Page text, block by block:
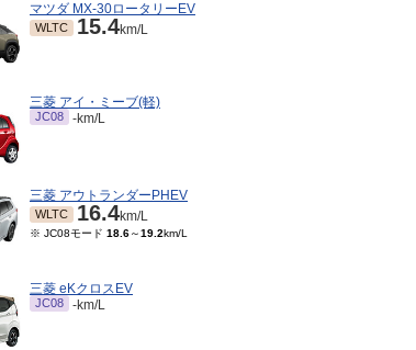
マツダ MX-30ロータリーEV
WLTC 15.4km/L
三菱 アイ・ミーブ(軽)
JC08 -km/L
三菱 アウトランダーPHEV
WLTC 16.4km/L
※ JC08モード 18.6～19.2km/L
三菱 eKクロスEV
JC08 -km/L